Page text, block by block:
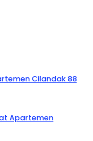
Cilandak 88
Apartemen